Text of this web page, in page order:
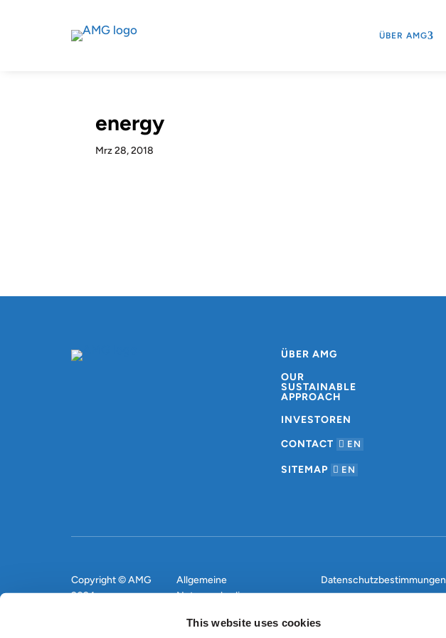
This website uses cookies
ÜBER AMG
energy
Mrz 28, 2018
ÜBER AMG
OUR
SUSTAINABLE
APPROACH
INVESTOREN
CONTACT
EN
SITEMAP EN
Copyright © AMG
2024
Allgemeine
Nutzungsbedingungen
Datenschutzbestimmungen